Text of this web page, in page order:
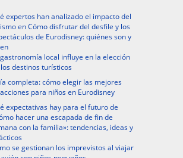
expertos han analizado el impacto del
en Cómo disfrutar del desfile y los
de Eurodisney: quiénes son y
local influye en la elección
destinos turísticos
completa: cómo elegir las mejores
para niños en Eurodisney
expectativas hay para el futuro de
hacer una escapada de fin de
con la familia»: tendencias, ideas y
se gestionan los imprevistos al viajar